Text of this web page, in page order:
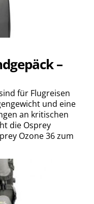
–
für Flugreisen
und eine
an kritischen
die Osprey
Ozone 36 zum